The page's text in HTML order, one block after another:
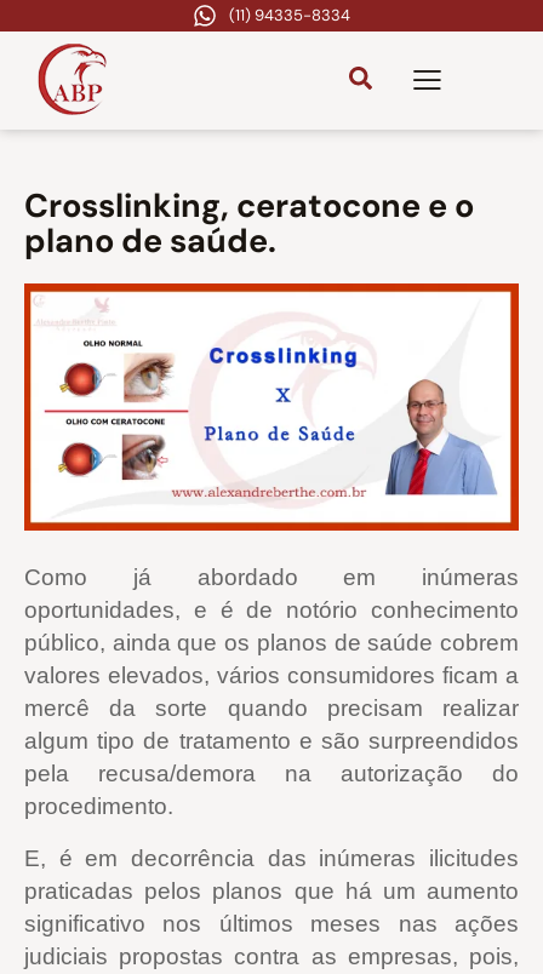
(11) 94335-8334
Crosslinking, ceratocone e o
plano de saúde.
Como já abordado em inúmeras
oportunidades, e é de notório conhecimento
público, ainda que os planos de saúde cobrem
valores elevados, vários consumidores ficam a
mercê da sorte quando precisam realizar
algum tipo de tratamento e são surpreendidos
pela recusa/demora na autorização do
procedimento.
E, é em decorrência das inúmeras ilicitudes
praticadas pelos planos que há um aumento
significativo nos últimos meses nas ações
judiciais propostas contra as empresas, pois,